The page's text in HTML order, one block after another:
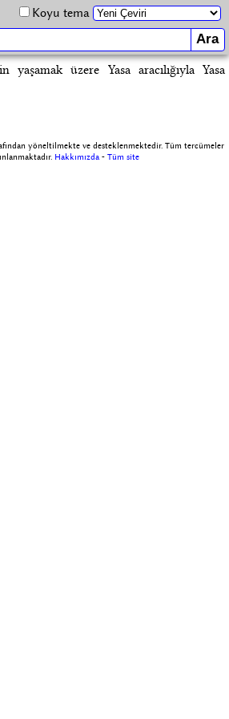
Koyu tema
üzere Yasa aracılığıyla Yasa
yöneltilmekte ve desteklenmektedir. Tüm tercümeler
Hakkımızda -Tüm site